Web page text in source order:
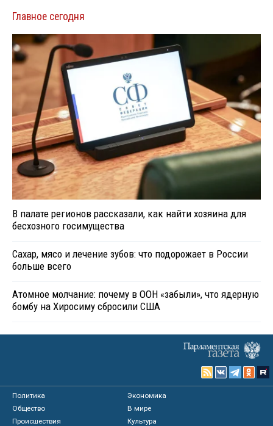
Главное сегодня
В палате регионов рассказали, как найти хозяина для
бесхозного госимущества
Сахар, мясо и лечение зубов: что подорожает в России
больше всего
Атомное молчание: почему в ООН «забыли», что ядерную
бомбу на Хиросиму сбросили США
Политика
Экономика
Общество
В мире
Происшествия
Культура